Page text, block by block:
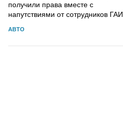
получили права вместе с
напутствиями от сотрудников ГАИ
АВТО